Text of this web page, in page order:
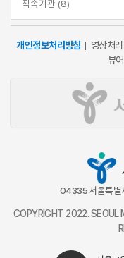
직속기관 (8)
개인정보처리방침 영상처
뷰
04335 서울특별
COPYRIGHT 2022. SEOUL